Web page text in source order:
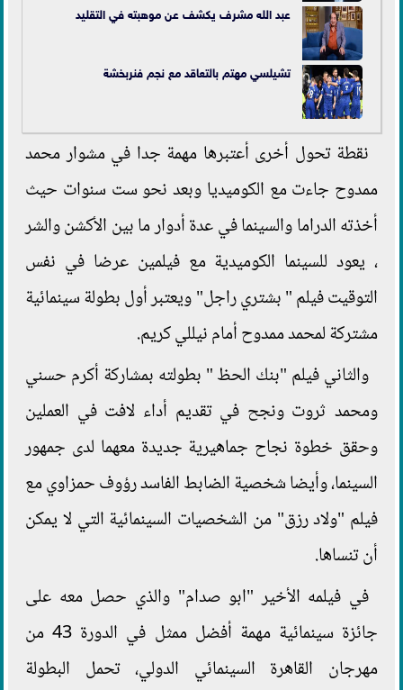
عبد الله مشرف يكشف عن موهبته في التقليد
تشيلسي مهتم بالتعاقد مع نجم فنربخشة
نقطة تحول أخرى أعتبرها مهمة جدا في مشوار محمد
ممدوح جاءت مع الكوميديا وبعد نحو ست سنوات حيث
أخذته الدراما والسينما في عدة أدوار ما بين الأكشن والشر
، يعود للسينما الكوميدية مع فيلمين عرضا في نفس
التوقيت فيلم " بشتري راجل" ويعتبر أول بطولة سينمائية
مشتركة لمحمد ممدوح أمام نيللي كريم.
والثاني فيلم "بنك الحظ " بطولته بمشاركة أكرم حسني
ومحمد ثروت ونجح في تقديم أداء لافت في العملين
وحقق خطوة نجاح جماهيرية جديدة معهما لدى جمهور
السينما، وأيضا شخصية الضابط الفاسد رؤوف حمزاوي مع
فيلم "ولاد رزق" من الشخصيات السينمائية التي لا يمكن
أن تنساها.
في فيلمه الأخير "ابو صدام" والذي حصل معه على
جائزة سينمائية مهمة أفضل ممثل في الدورة 43 من
مهرجان القاهرة السينمائي الدولي، تحمل البطولة